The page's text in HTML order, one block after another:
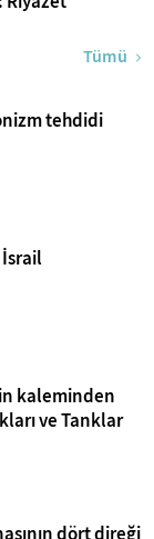
Tümü
tehdidi
kaleminden
ve Tanklar